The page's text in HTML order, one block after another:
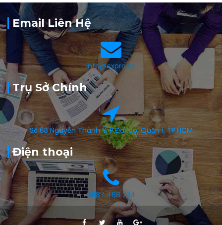
Email Liên Hệ
info@expro.vn
Trụ Sở Chính
Số 6B Nguyễn Thành Ý, P.ĐaKao, Quận 1, TP.HCM
Điện thoại
0987 468 234